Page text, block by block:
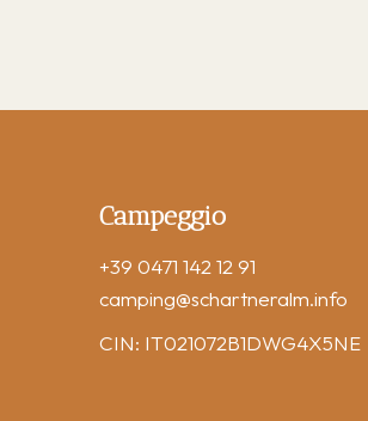
Campeggio
+39 0471 142 12 91
camping@schartneralm.info
CIN: IT021072B1DWG4X5NE